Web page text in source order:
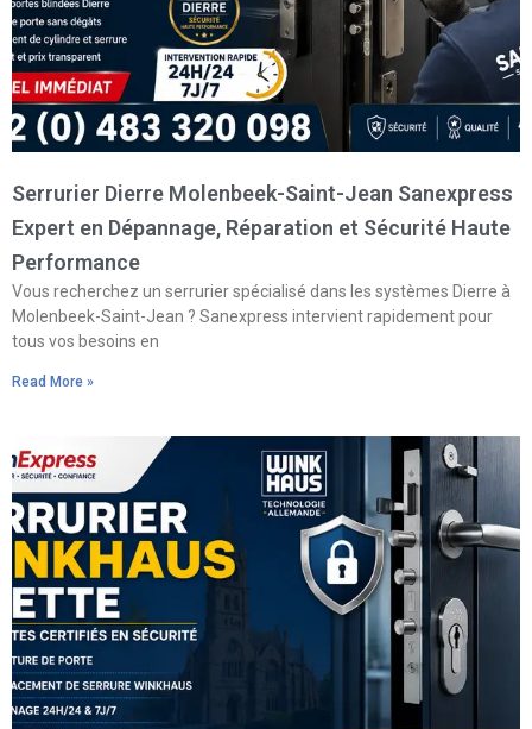
Serrurier Dierre Molenbeek-Saint-Jean Sanexpress
Expert en Dépannage, Réparation et Sécurité Haute
Performance
Vous recherchez un serrurier spécialisé dans les systèmes Dierre à
Molenbeek-Saint-Jean ? Sanexpress intervient rapidement pour
tous vos besoins en
Read More »